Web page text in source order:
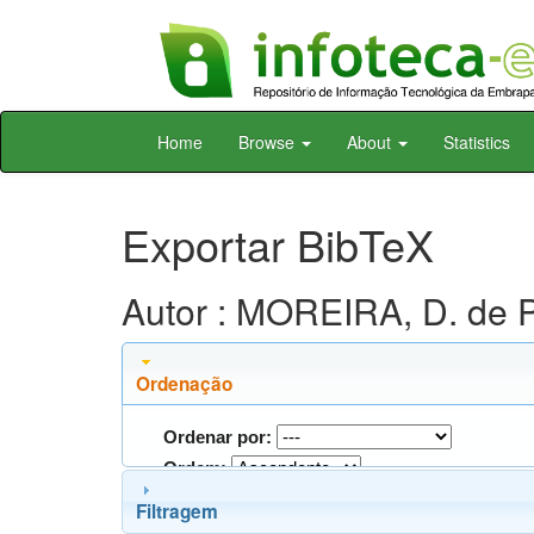
Skip
Home Browse About Statistics
Exportar BibTeX
Autor : MOREIRA, D. de
Ordenação
Ordenar por:
Ordem:
Filtragem